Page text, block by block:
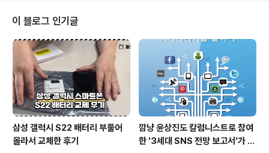
다른 토큰으로 대체하는 것이 불가능한 가상자산을 말한
다. 이는 자산 소유권을 명확히 함으로써 게임·예술품·부동
산 시장에 두루 사용되고 있다. 블록체인 기술을 이용해서
디지털 콘텐츠의 불법 복제를 막을 수 있기 때문에 디지털
콘텐츠에 소유권을 부여할 수 있다. Hype Cycle for Em
erging..
이 블로그 인기글
삼성 갤럭시 S22 배터리 부풀어
올라서 교체한 후기
깜냥 윤상진도 칼럼니스트로 참여
한 '3세대 SNS 전망 보고서'가 발